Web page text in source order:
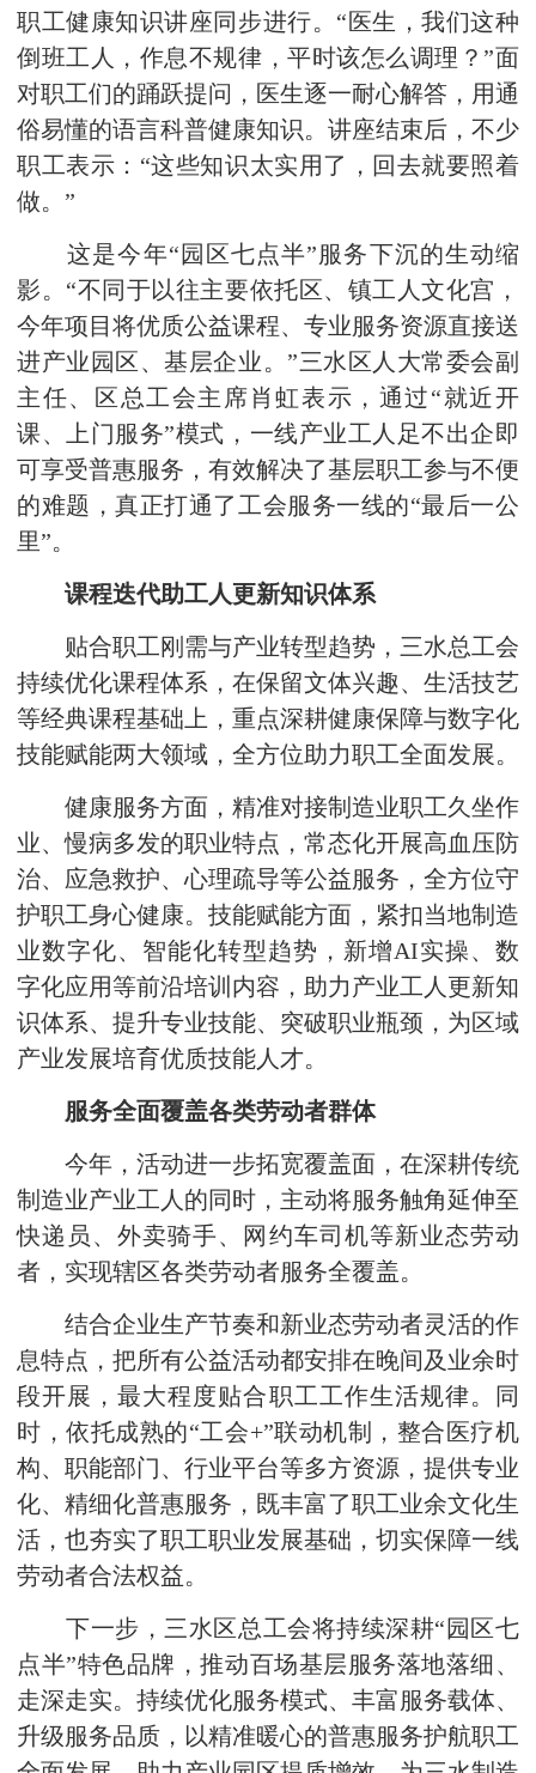
职工健康知识讲座同步进行。“医生，我们这种
倒班工人，作息不规律，平时该怎么调理？”面
对职工们的踊跃提问，医生逐一耐心解答，用通
俗易懂的语言科普健康知识。讲座结束后，不少
职工表示：“这些知识太实用了，回去就要照着
做。”
这是今年“园区七点半”服务下沉的生动缩
影。“不同于以往主要依托区、镇工人文化宫，
今年项目将优质公益课程、专业服务资源直接送
进产业园区、基层企业。”三水区人大常委会副
主任、区总工会主席肖虹表示，通过“就近开
课、上门服务”模式，一线产业工人足不出企即
可享受普惠服务，有效解决了基层职工参与不便
的难题，真正打通了工会服务一线的“最后一公
里”。
课程迭代助工人更新知识体系
贴合职工刚需与产业转型趋势，三水总工会
持续优化课程体系，在保留文体兴趣、生活技艺
等经典课程基础上，重点深耕健康保障与数字化
技能赋能两大领域，全方位助力职工全面发展。
健康服务方面，精准对接制造业职工久坐作
业、慢病多发的职业特点，常态化开展高血压防
治、应急救护、心理疏导等公益服务，全方位守
护职工身心健康。技能赋能方面，紧扣当地制造
业数字化、智能化转型趋势，新增AI实操、数
字化应用等前沿培训内容，助力产业工人更新知
识体系、提升专业技能、突破职业瓶颈，为区域
产业发展培育优质技能人才。
服务全面覆盖各类劳动者群体
今年，活动进一步拓宽覆盖面，在深耕传统
制造业产业工人的同时，主动将服务触角延伸至
快递员、外卖骑手、网约车司机等新业态劳动
者，实现辖区各类劳动者服务全覆盖。
结合企业生产节奏和新业态劳动者灵活的作
息特点，把所有公益活动都安排在晚间及业余时
段开展，最大程度贴合职工工作生活规律。同
时，依托成熟的“工会+”联动机制，整合医疗机
构、职能部门、行业平台等多方资源，提供专业
化、精细化普惠服务，既丰富了职工业余文化生
活，也夯实了职工职业发展基础，切实保障一线
劳动者合法权益。
下一步，三水区总工会将持续深耕“园区七
点半”特色品牌，推动百场基层服务落地落细、
走深走实。持续优化服务模式、丰富服务载体、
升级服务品质，以精准暖心的普惠服务护航职工